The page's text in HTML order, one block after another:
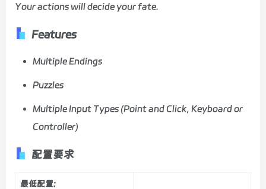
Your actions will decide your fate.
Features
Multiple Endings
Puzzles
Multiple Input Types (Point and Click, Keyboard or
Controller)
配置要求
最低配置: